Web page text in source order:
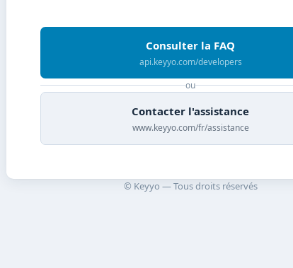
Consulter la FAQ
api.keyyo.com/developers
ou
Contacter l'assistance
www.keyyo.com/fr/assistance
© Keyyo — Tous droits réservés